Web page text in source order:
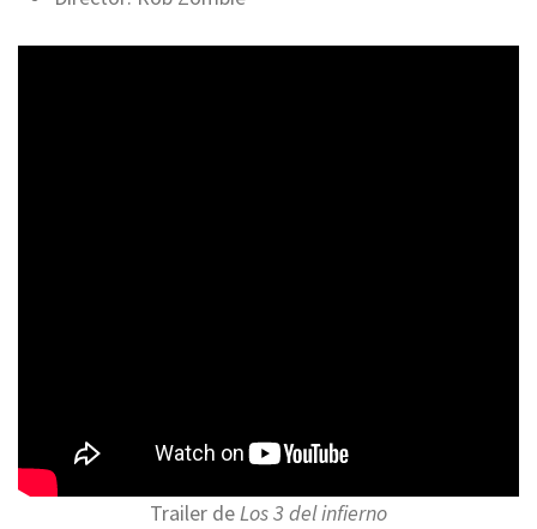
Trailer deLos 3 del infierno